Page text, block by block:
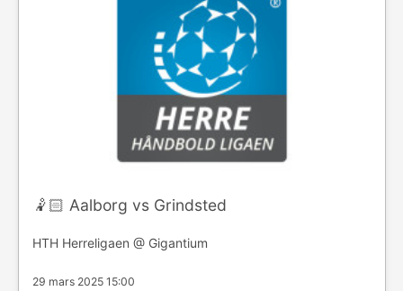
🤾🏻 Aalborg vs Grindsted
HTH Herreligaen @ Gigantium
29 mars 2025 15:00